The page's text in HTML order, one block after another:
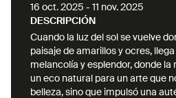
hueco en la música clásica,
la música contemporánea y
crecido y se ha formado
años grabó el CD
Zodiaco Chino con música y
16 oct. 2025 - 11 nov. 2025
DESCRIPCIÓN
Cuando la luz del sol se vuelve
paisaje de amarillos y ocres,
melancolía y esplendor, donde
un eco natural para un arte que
belleza, sino que impulsó una